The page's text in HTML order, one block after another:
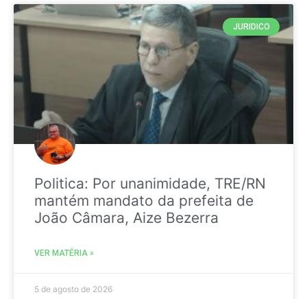
JURIDICO
Politica: Por unanimidade, TRE/RN
mantém mandato da prefeita de
João Câmara, Aize Bezerra
VER MATÉRIA »
5 de agosto de 2026